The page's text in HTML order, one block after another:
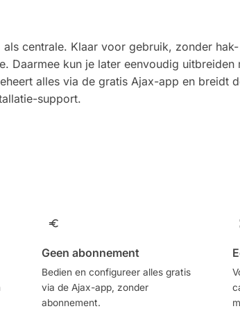
centrale. Klaar voor gebruik, zonder
Daarmee kun je later eenvoudig
alles via de gratis Ajax-app en breidt
support.
Geen abonnement
Bedien en configureer alles gratis
via de Ajax-app, zonder
abonnement.